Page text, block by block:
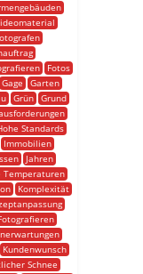
Fotos
Gage
Garten
Grün
Grund
Standards
Immobilien
Jahren
Temperaturen
Komplexität
Kundenwunsch
Schnee